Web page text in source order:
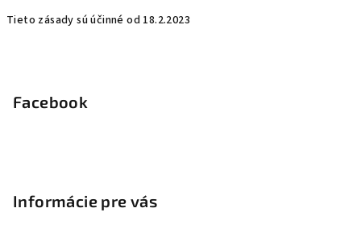
Tieto zásady sú účinné od 18.2.2023
Facebook
Informácie pre vás